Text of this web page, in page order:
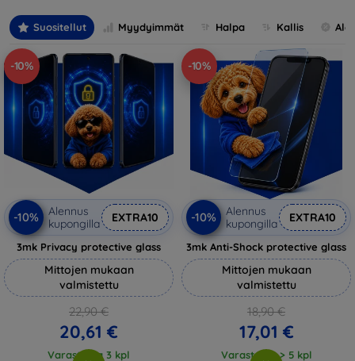
Suositellut Myydyimmät Halpa Kallis
-10%
-10%
Alennus
kupongilla
EXTRA10
3mk Privacy protective glass
Mittojen mukaan
valmistettu
22,90 €
20,61 €
Varastossa 3 kpl
-10%
-10%
Alennus
kupongilla
EXTRA10
3mk Anti-Shock protective glass
Mittojen mukaan
valmistettu
18,90 €
17,01 €
Varastossa > 5 kpl